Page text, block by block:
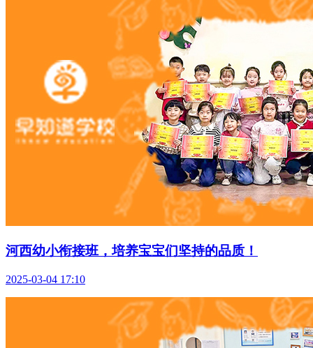
河西幼小衔接班，培养宝宝们坚持的品质！
2025-03-04 17:10